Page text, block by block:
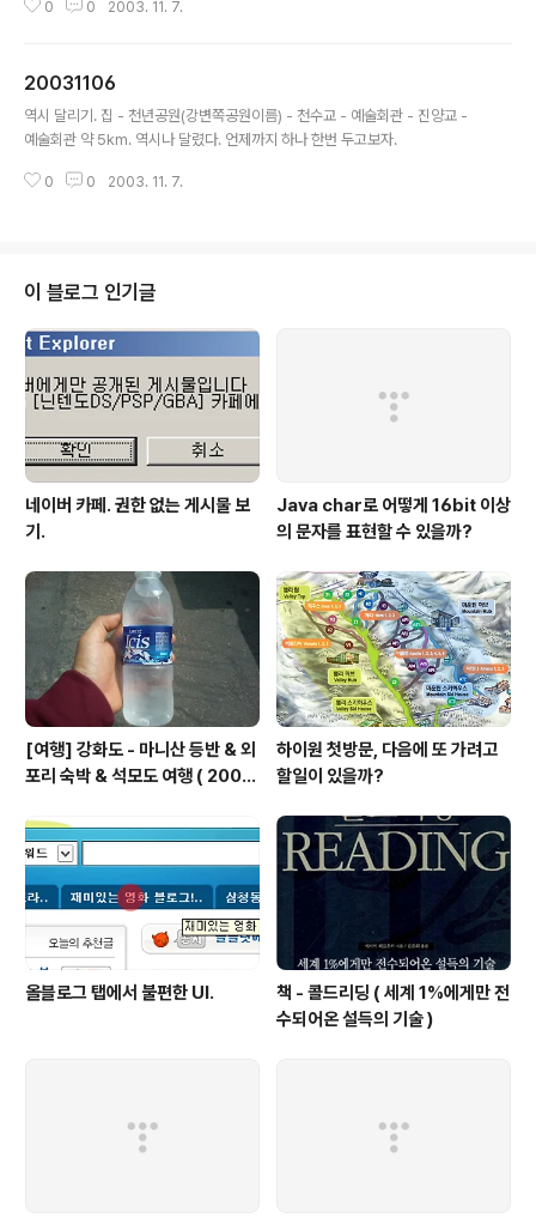
생각을 하면 바로 다리가 풀려 버린다. 세상에 살아 가는것도 마찬가지인것 같
0 0 2003. 11. 7.
20031106
역시 달리기. 집 - 천년공원(강변쪽공원이름) - 천수교 - 예술회관 - 진양교 -
예술회관 약 5km. 역시나 달렸다. 언제까지 하나 한번 두고보자.
0 0 2003. 11. 7.
이 블로그 인기글
네이버 카페. 권한 없는 게시물 보
기.
Java char로 어떻게 16bit 이상
의 문자를 표현할 수 있을까?
[여행] 강화도 - 마니산 등반 & 외
포리 숙박 & 석모도 여행 ( 2008
하이원 첫방문, 다음에 또 가려고
할일이 있을까?
올블로그 탭에서 불편한 UI.
책 - 콜드리딩 ( 세계 1%에게만 전
수되어온 설득의 기술 )